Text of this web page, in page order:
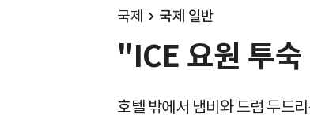
국제 국제 일반
"ICE 요원 투
호텔 밖에서 냄비와 드럼 두드